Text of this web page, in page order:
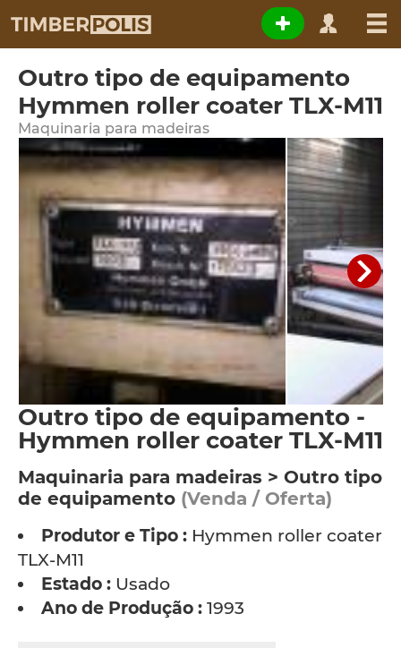
Outro tipo de equipamento
Hymmen roller coater TLX-M11
Maquinaria para madeiras
Outro tipo de equipamento -
Hymmen roller coater TLX-M11
Maquinaria para madeiras > Outro tipo
de equipamento (Venda / Oferta)
Produtor e Tipo : Hymmen roller coater
TLX-M11
Estado : Usado
Ano de Produção : 1993